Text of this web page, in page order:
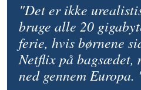
"Det er ikke
bruge alle 20
ferie, hvis børnene
Netflix på bagsædet,
ned gennem Europa.